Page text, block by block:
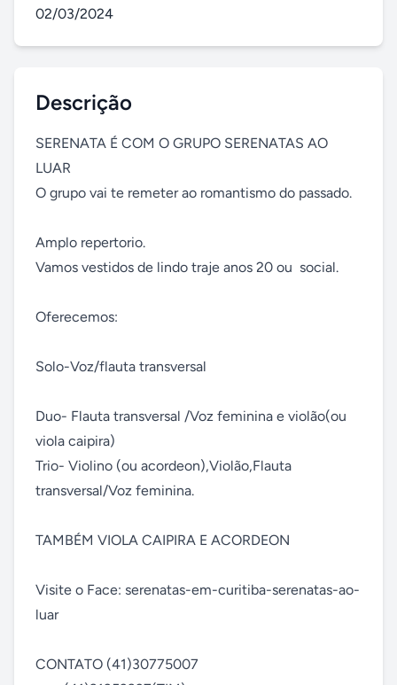
02/03/2024
Descrição
SERENATA É COM O GRUPO SERENATAS AO
LUAR
O grupo vai te remeter ao romantismo do passado.
Amplo repertorio.
Vamos vestidos de lindo traje anos 20 ou  social.
Oferecemos:
Solo-Voz/flauta transversal
Duo- Flauta transversal /Voz feminina e violão(ou
viola caipira)
Trio- Violino (ou acordeon),Violão,Flauta
transversal/Voz feminina.
TAMBÉM VIOLA CAIPIRA E ACORDEON
Visite o Face: serenatas-em-curitiba-serenatas-ao-
luar
CONTATO (41)30775007